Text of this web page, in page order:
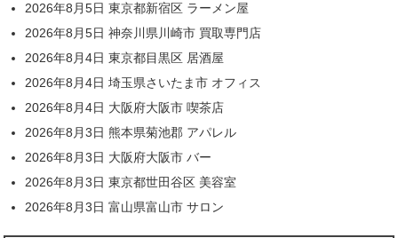
2026年8月5日 東京都新宿区 ラーメン屋
2026年8月5日 神奈川県川崎市 買取専門店
2026年8月4日 東京都目黒区 居酒屋
2026年8月4日 埼玉県さいたま市 オフィス
2026年8月4日 大阪府大阪市 喫茶店
2026年8月3日 熊本県菊池郡 アパレル
2026年8月3日 大阪府大阪市 バー
2026年8月3日 東京都世田谷区 美容室
2026年8月3日 富山県富山市 サロン